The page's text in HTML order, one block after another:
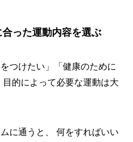
った運動内容を選ぶ
つけたい」「健康のために
的によって必要な運動は大
に通うと、 何をすればいい